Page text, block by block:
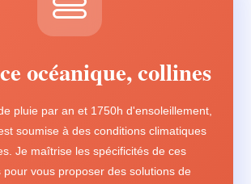
océanique, collines
pluie par an et 1750h d'ensoleillement,
soumise à des conditions climatiques
Je maîtrise les spécificités de ces
pour vous proposer des solutions de